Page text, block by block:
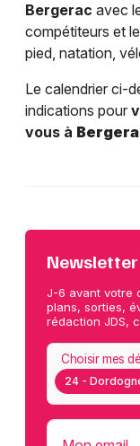
Bergerac avec
compétiteurs et
pied, natation,
Le calendrier ci-
indications pour
vous à
Newsletter
J-6 avant votre
plans, sorties,
rédaction JDS,
24 -
Choisir mes